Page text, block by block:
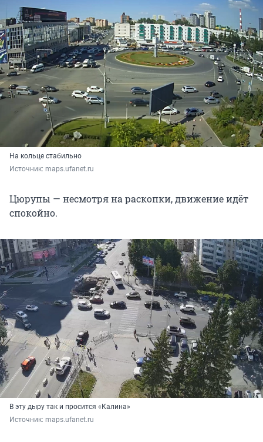
На кольце стабильно
Источник: maps.ufanet.ru
Цюрупы — несмотря на раскопки, движение идёт
спокойно.
В эту дыру так и просится «Калина»
Источник: maps.ufanet.ru